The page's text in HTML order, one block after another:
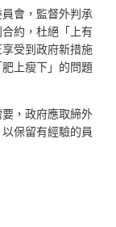
會，監督外判承
約，杜絕「上有
受到政府新措施
上瘦下」的問題
，政府應取締外
保留有經驗的員